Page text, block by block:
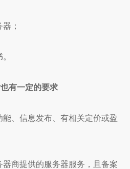
；
有一定的要求
、信息发布、有相关定价或盈
商提供的服务器服务，且备案